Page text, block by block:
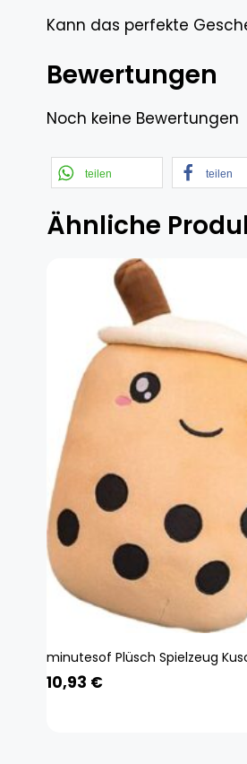
Kann das perfekte
Bewertungen
Noch keine Bewertungen
teilen teilen
Ähnliche
10,93 €